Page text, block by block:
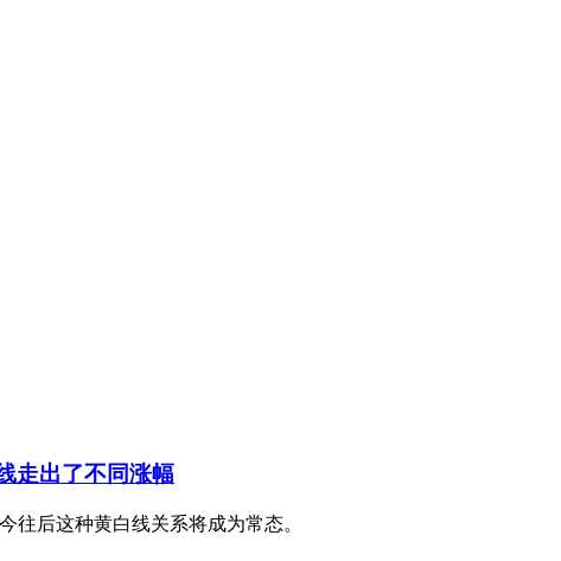
走出了不同涨幅
往后这种黄白线关系将成为常态。